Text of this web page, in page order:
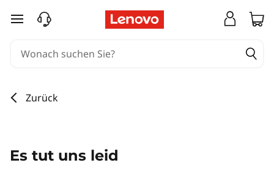
zum Hauptinhalt springen
Zurück
Es tut uns leid